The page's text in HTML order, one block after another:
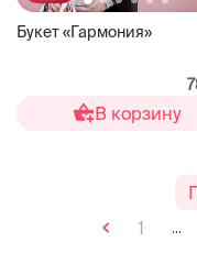
Букет «Гармония»
В корзину
1
...